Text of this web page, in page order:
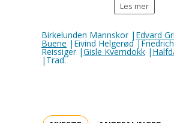
Les mer
Birkelunden Mannskor | Edvard
Buene |Eivind Helgerød
Reissiger |Gisle Kverndokk |
|Trad.